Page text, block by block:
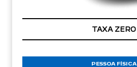
TAXA ZERO
PESSOA FÍSICA